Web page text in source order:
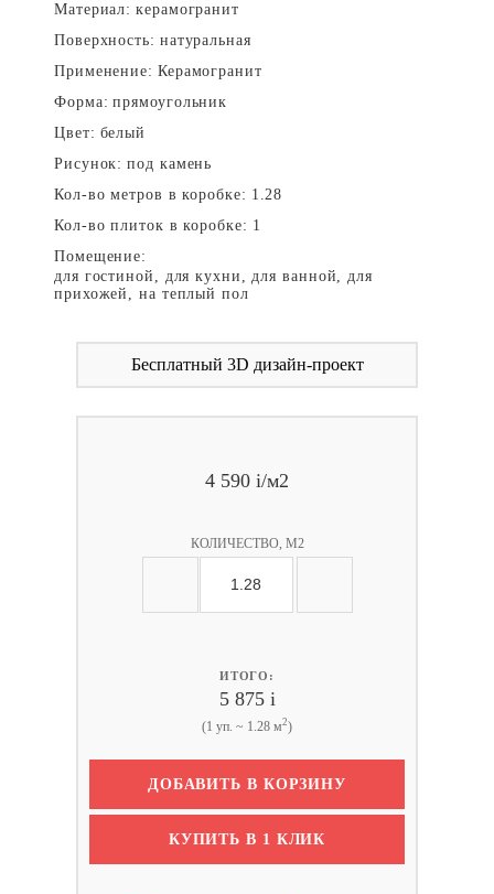
Материал: керамогранит
Поверхность: натуральная
Применение: Керамогранит
Форма: прямоугольник
Цвет: белый
Рисунок: под камень
Кол-во метров в коробке: 1.28
Кол-во плиток в коробке: 1
Помещение:
для гостиной, для кухни, для ванной, для
прихожей, на теплый пол
Бесплатный 3D дизайн-проект
4 590 i/м2
КОЛИЧЕСТВО, М2
ИТОГО:
5 875 i
(1 уп. ~ 1.28 м2)
ДОБАВИТЬ В КОРЗИНУ
КУПИТЬ В 1 КЛИК